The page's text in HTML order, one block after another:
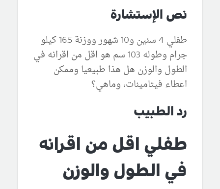
نص الإستشارة
طفلي 4 سنين و10 شهور ووزنة 16.5 كيلو
جرام وطوله 103 سم هو اقل من اقرانه في
الطول والوزن هل هذا طبيعيا وممكن
اعطاء فيتامينات، وماهي؟
رد الطبيب
طفلي اقل من اقرانه
في الطول والوزن